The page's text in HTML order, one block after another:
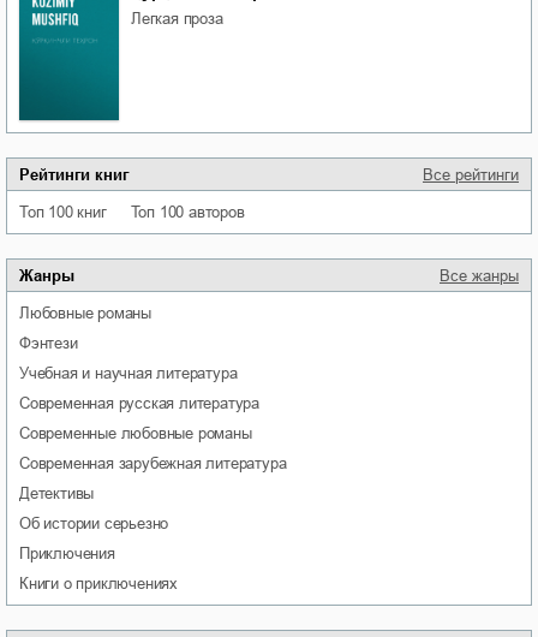
легкая проза
Рейтинги книг Все рейтинги
Топ 100 книг Топ 100 авторов
Жанры Все жанры
любовные романы
фэнтези
учебная и научная литература
современная русская литература
современные любовные романы
современная зарубежная литература
детективы
об истории серьезно
приключения
книги о приключениях